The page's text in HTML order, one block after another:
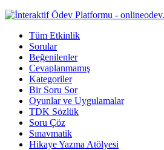
Tüm Etkinlik
Sorular
Beğenilenler
Cevaplanmamış
Kategoriler
Bir Soru Sor
Oyunlar ve Uygulamalar
TDK Sözlük
Soru Çöz
Sınavmatik
Hikaye Yazma Atölyesi